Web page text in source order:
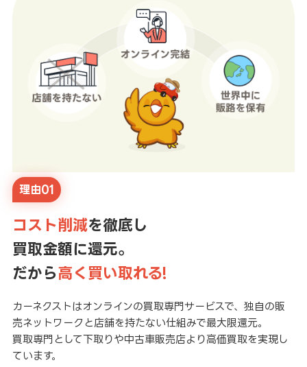
理由01
コスト削減を徹底し
買取金額に還元。
だから高く買い取れる!
カーネクストはオンラインの買取専門サービスで、独自の販
売ネットワークと店舗を持たない仕組みで最大限還元。
買取専門として下取りや中古車販売店より高価買取を実現し
ています。